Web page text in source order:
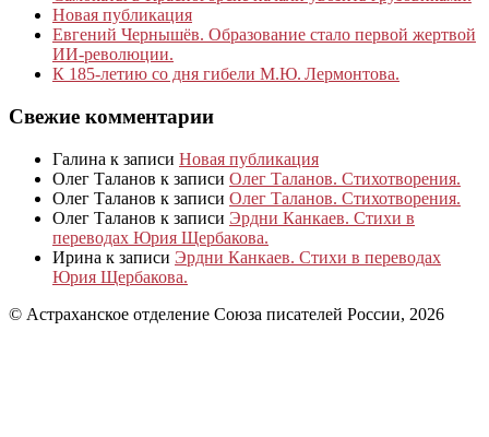
Новая публикация
Евгений Чернышёв. Образование стало первой жертвой
ИИ-революции.
К 185‑летию со дня гибели М.Ю. Лермонтова.
Свежие комментарии
Галина к записи Новая публикация
Олег Таланов к записи Олег Таланов. Стихотворения.
Олег Таланов к записи Олег Таланов. Стихотворения.
Олег Таланов к записи Эрдни Канкаев. Стихи в
переводах Юрия Щербакова.
Ирина к записи Эрдни Канкаев. Стихи в переводах
Юрия Щербакова.
© Астраханское отделение Союза писателей России, 2026